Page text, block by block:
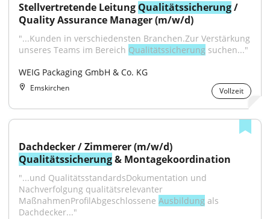
Stellvertretende Leitung Qualitätssicherung /
Quality Assurance Manager (m/w/d)
"...Kunden in verschiedensten Branchen.Zur Verstärkung
unseres Teams im Bereich Qualitätssicherung suchen..."
WEIG Packaging GmbH & Co. KG
Emskirchen Vollzeit
Qualitätssicherung & Montagekoordination
"...und QualitätsstandardsDokumentation und
Nachverfolgung qualitätsrelevanter
MaßnahmenProfilAbgeschlossene Ausbildung als
Dachdecker..."